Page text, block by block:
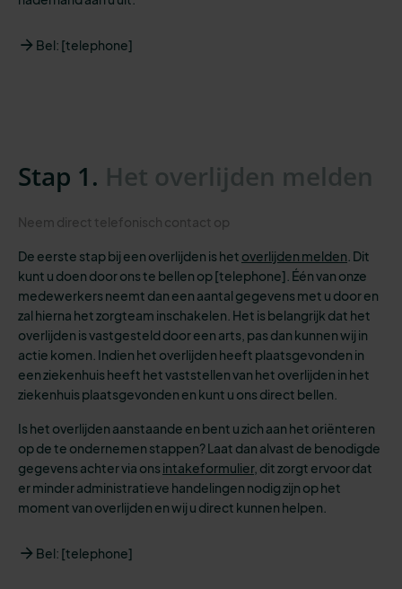
Bel: [telephone]
Stap 1. Het overlijden melden
Neem direct telefonisch contact op
De eerste stap bij een overlijden is het overlijden melden . Dit
kunt u doen door ons te bellen op [telephone]. Één van onze
medewerkers neemt dan een aantal gegevens met u door en
zal hierna het zorgteam inschakelen. Het is belangrijk dat het
overlijden is vastgesteld door een arts, pas dan kunnen wij in
actie komen. Indien het overlijden heeft plaatsgevonden in
een ziekenhuis heeft het vaststellen van het overlijden in het
ziekenhuis plaatsgevonden en kunt u ons direct bellen.
Is het overlijden aanstaande en bent u zich aan het oriënteren
op de te ondernemen stappen? Laat dan alvast de benodigde
gegevens achter via onsintakeformulier, dit zorgt ervoor dat
er minder administratieve handelingen nodig zijn op het
moment van overlijden en wij u direct kunnen helpen.
Bel: [telephone]